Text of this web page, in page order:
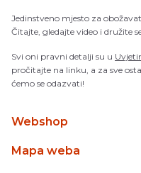
Jedinstveno mjesto za
Čitajte, gledajte video i družite
Svi oni pravni detalji su u
pročitajte na linku, a za sve
ćemo se odazvati!
Webshop
Mapa weba